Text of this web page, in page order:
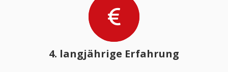
4. langjährige Erfahrung